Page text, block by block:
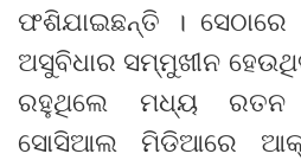
ଫଶିଯାଇଛନ୍ତି ।
ଅସୁବିଧାର ସମ୍ମୁଖୀନ
ରହୁଥିଲେ ମଧ୍ୟ ରତନ
ସୋସିଆଲ ମିଡିଆରେ